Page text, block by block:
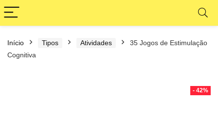
Início Tipos Atividades
35 Jogos de Estimulação
Cognitiva
- 42%